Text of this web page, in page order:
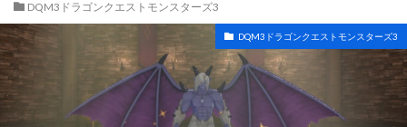
DQM3ドラゴンクエストモンスターズ3
DQM3ドラゴンクエストモンスターズ3